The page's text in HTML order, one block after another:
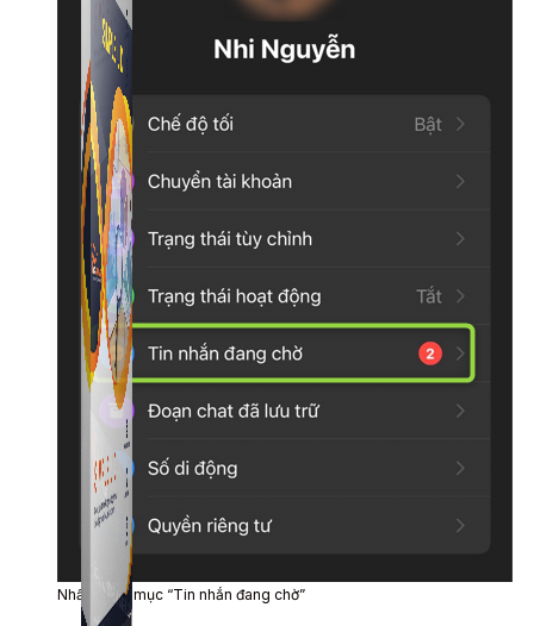
Simple UID
Quét UID Facebook: UID profile, UID group, danh
sách tương tác
Nhấn chọn mục “Tin nhắn đang chờ”